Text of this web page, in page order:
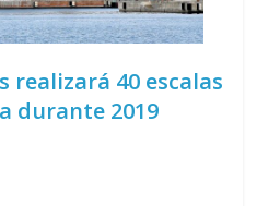
realizará 40 escalas
durante 2019